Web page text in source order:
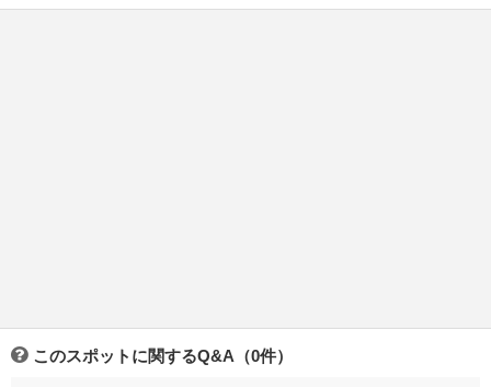
このスポットに関するQ&A（0件）